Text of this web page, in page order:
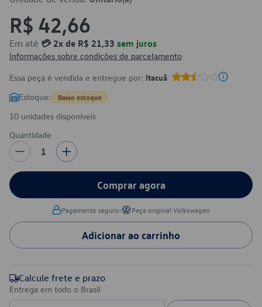
R$ 42,66
Em até 💳 2x de R$ 21,33 sem juros
Informações sobre condições de parcelamento
Essa peça é vendida e entregue por: Itacuã
Estoque: Baixo estoque
10 unidades disponíveis
Quantidade
1
Comprar agora
Pagamento seguro• Peça original Volkswagen
Adicionar ao carrinho
Calcule frete e prazo
Entrega em todo o Brasil